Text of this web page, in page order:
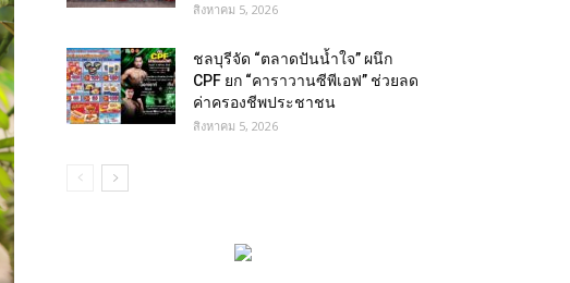
สิงหาคม 5, 2026
ชลบุรีจัด “ตลาดปันน้ำใจ” ผนึก
CPF ยก “คาราวานซีพีเอฟ” ช่วยลด
ค่าครองชีพประชาชน
สิงหาคม 5, 2026